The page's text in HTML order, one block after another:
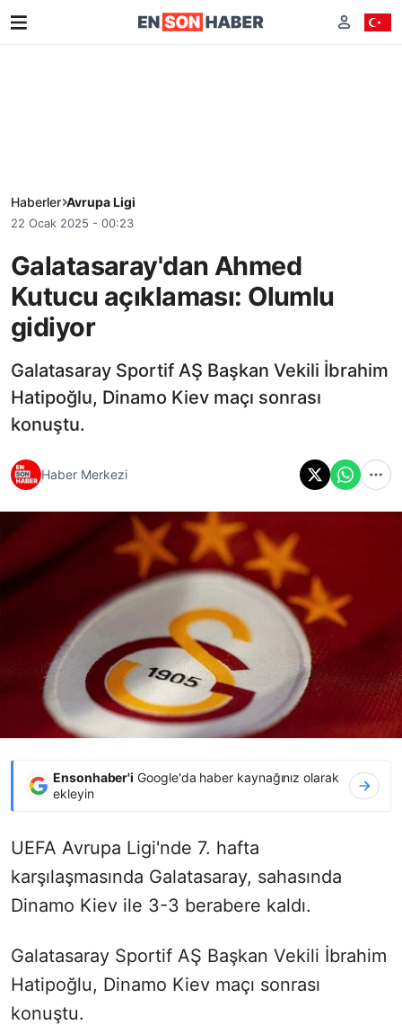
Haberler Avrupa Ligi
22 Ocak 2025 - 00:23
Galatasaray'dan Ahmed
Kutucu açıklaması: Olumlu
gidiyor
Galatasaray Sportif AŞ Başkan Vekili İbrahim
Hatipoğlu, Dinamo Kiev maçı sonrası
konuştu.
Haber Merkezi
Ensonhaber'i Google'da haber kaynağınız olarak
ekleyin
UEFA Avrupa Ligi'nde 7. hafta
karşılaşmasında Galatasaray, sahasında
Dinamo Kiev ile 3-3 berabere kaldı.
Galatasaray Sportif AŞ Başkan Vekili İbrahim
Hatipoğlu, Dinamo Kiev maçı sonrası
konuştu.